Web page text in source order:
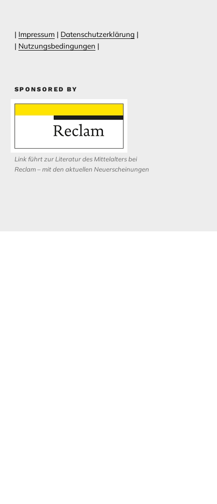
| Impressum | Datenschutzerklärung |
| Nutzungsbedingungen |
SPONSORED BY
Link führt zur Literatur des Mittelalters bei
Reclam – mit den aktuellen Neuerscheinungen